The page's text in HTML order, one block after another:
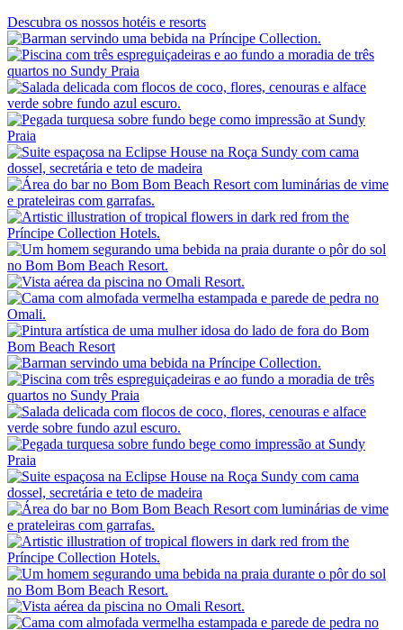
Descubra os nossos hotéis e resorts